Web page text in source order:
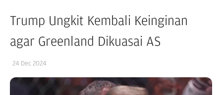
Trump Ungkit Kembali Keinginan
agar Greenland Dikuasai AS
24 Dec 2024